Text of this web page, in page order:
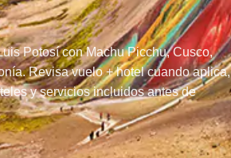
Potosí con Machu Picchu, Cusco,
Revisa vuelo + hotel cuando aplica,
y servicios incluidos antes de